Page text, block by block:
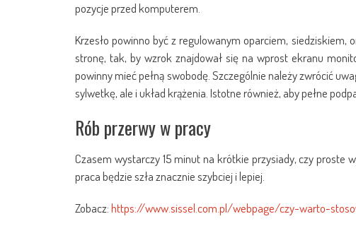
pozycje przed komputerem.
Krzesło powinno być z regulowanym oparciem, siedziskiem,
stronę, tak, by wzrok znajdował się na wprost ekranu
powinny mieć pełną swobodę. Szczególnie należy zwrócić
sylwetkę, ale i układ krążenia. Istotne również, aby pełne
Rób przerwy w pracy
Czasem wystarczy 15 minut na krótkie przysiady, czy proste
praca będzie szła znacznie szybciej i lepiej.
Zobacz:https://www.sissel.com.pl/webpage/czy-warto-